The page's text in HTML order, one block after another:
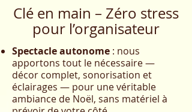
Clé en main – Zéro stress
pour l’organisateur
Spectacle autonome : nous
apportons tout le nécessaire —
décor complet, sonorisation et
éclairages — pour une véritable
ambiance de Noël, sans matériel à